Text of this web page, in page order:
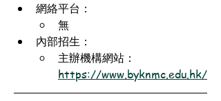
網絡平台：
無
內部招生：
主辦機構網站：
https://www.byknmc.edu.hk/